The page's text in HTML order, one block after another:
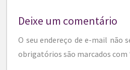
Deixe um comentário
O seu endereço de e-mail não
obrigatórios são marcados com